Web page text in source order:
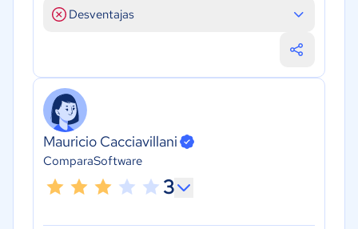
Desventajas
Mauricio Cacciavillani
ComparaSoftware
3